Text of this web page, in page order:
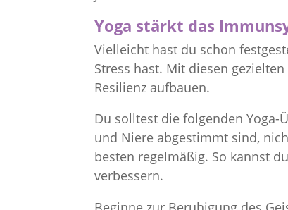
Yoga stärkt das
Vielleicht hast du schon
Stress hast. Mit diesen
Resilienz aufbauen.
Du solltest die folgenden Yoga-
und Niere abgestimmt sind,
besten regelmäßig. So kannst
verbessern.